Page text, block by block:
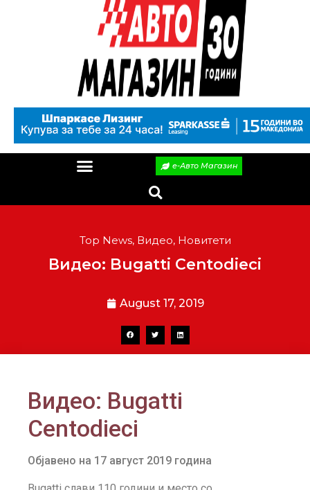
е-Авто Магазин
Top News, Видео, Новитети
Видео: Bugatti Centodieci
August 17, 2019
Видео: Bugatti
Centodieci
Објавено на 17 август 2019 година